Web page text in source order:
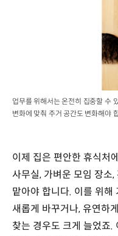
업무를 위해서는 온전히 집중할 수
변화에 맞춰 주거 공간도 변화해야
이제 집은 편안한 휴식처
사무실, 가벼운 모임 장소
맡아야 합니다. 이를 위해
새롭게 바꾸거나, 유연하
찾는 경우도 크게 늘었죠.